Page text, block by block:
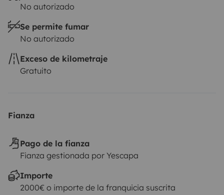
No autorizado
Se permite fumar
No autorizado
Exceso de kilometraje
Gratuito
Fianza
Pago de la fianza
Fianza gestionada por Yescapa
Importe
2000€ o importe de la franquicia suscrita